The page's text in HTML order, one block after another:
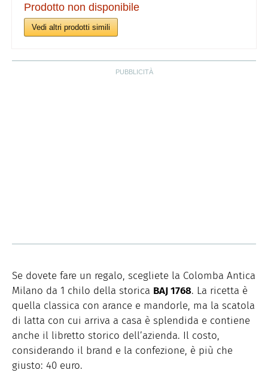
Prodotto non disponibile
Vedi altri prodotti simili
Se dovete fare un regalo, scegliete la Colomba Antica
Milano da 1 chilo della storica BAJ 1768. La ricetta è
quella classica con arance e mandorle, ma la scatola
di latta con cui arriva a casa è splendida e contiene
anche il libretto storico dell’azienda. Il costo,
considerando il brand e la confezione, è più che
giusto: 40 euro.